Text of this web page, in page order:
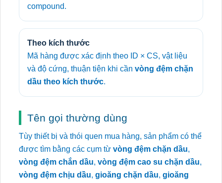
compound.
Theo kích thước
Mã hàng được xác định theo ID × CS, vật liệu
và độ cứng, thuận tiện khi cần vòng đệm chặn
dầu theo kích thước.
Tên gọi thường dùng
Tùy thiết bị và thói quen mua hàng, sản phẩm có thể
được tìm bằng các cụm từ vòng đệm chặn dầu,
vòng đệm chắn dầu, vòng đệm cao su chặn dầu,
vòng đệm chịu dầu, gioăng chặn dầu, gioăng